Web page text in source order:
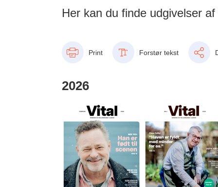
Her kan du finde udgivelser
Print Forstør tekst
2026